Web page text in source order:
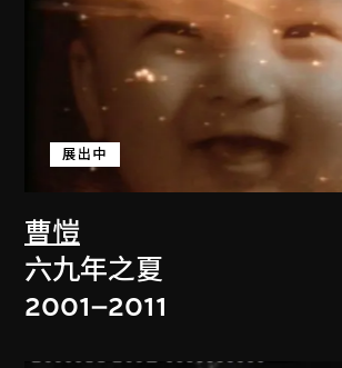
曹愷
展出中
六九年之夏
2001–2011